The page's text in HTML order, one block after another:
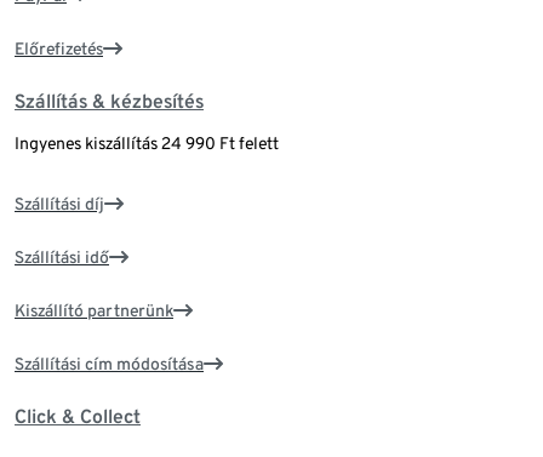
Előrefizetés
Szállítás & kézbesítés
Ingyenes kiszállítás 24 990 Ft felett
Szállítási díj
Szállítási idő
Kiszállító partnerünk
Szállítási cím módosítása
Click & Collect